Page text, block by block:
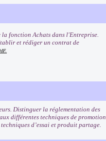
fonction Achats dans l'Entreprise.
et rédiger un contrat de
Distinguer la réglementation des
différentes techniques de promotion
d’essai et produit partage.